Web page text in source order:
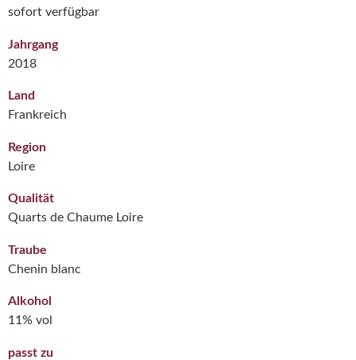
sofort verfügbar
Jahrgang
2018
Land
Frankreich
Region
Loire
Qualität
Quarts de Chaume Loire
Traube
Chenin blanc
Alkohol
11% vol
passt zu